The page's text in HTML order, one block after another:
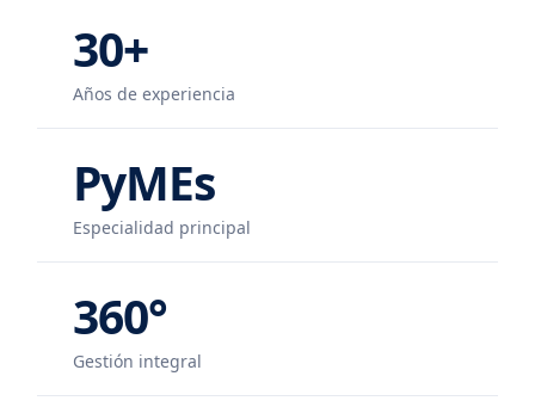
30+
Años de experiencia
PyMEs
Especialidad principal
360°
Gestión integral